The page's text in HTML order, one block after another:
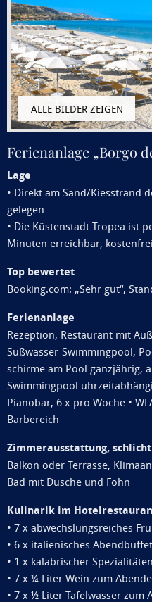
Ferienanlage „Borgo
Lage
• Direkt am Sand/Kiesstrand
gelegen
• Die Küstenstadt Tropea ist
Minuten erreichbar,
Top bewertet
Booking.com: „Sehr gut“,
Ferienanlage
Rezeption, Restaurant mit
Süßwasser-Swimmingpool,
schirme am Pool ganzjährig,
Swimmingpool
Pianobar, 6 x pro Woche •
Barbereich
Zimmerausstattung,
Balkon oder Terrasse,
Bad mit Dusche und Föhn
Kulinarik im
• 7 x abwechslungsreiches
• 6 x italienisches Abendbuffet
• 1 x kalabrischer
• 7 x ¼ Liter Wein zum
• 7 x ½ Liter Tafelwasser zum